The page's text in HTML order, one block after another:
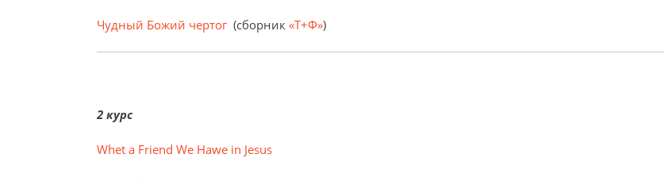
Чудный Божий чертог(сборник «Т+Ф»)
2 курс
Whet a Friend We Hawe in Jesus